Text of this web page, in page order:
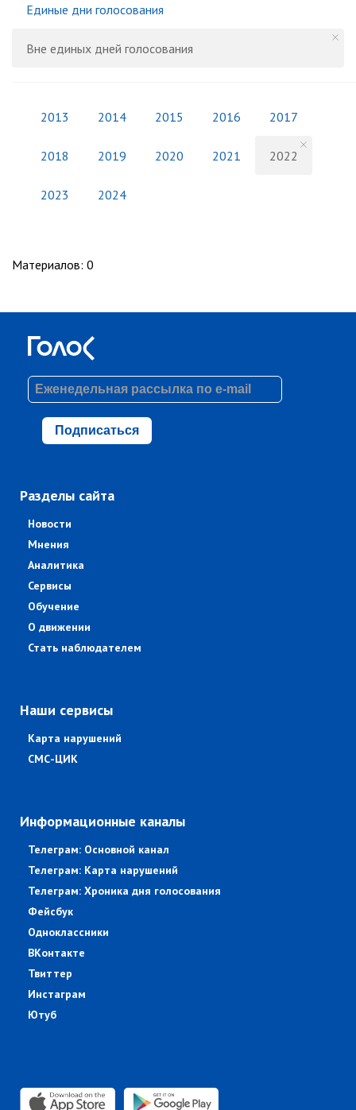
Единые дни голосования
Вне единых дней голосования
2013 2014 2015 2016 2017
2018 2019 2020 2021 2022
2023 2024
Материалов: 0
Подписаться
Разделы сайта
Новости
Мнения
Аналитика
Сервисы
Обучение
О движении
Стать наблюдателем
Наши сервисы
Карта нарушений
СМС-ЦИК
Информационные каналы
Телеграм: Основной канал
Телеграм: Карта нарушений
Телеграм: Хроника дня голосования
Фейсбук
Одноклассники
ВКонтакте
Твиттер
Инстаграм
Ютуб